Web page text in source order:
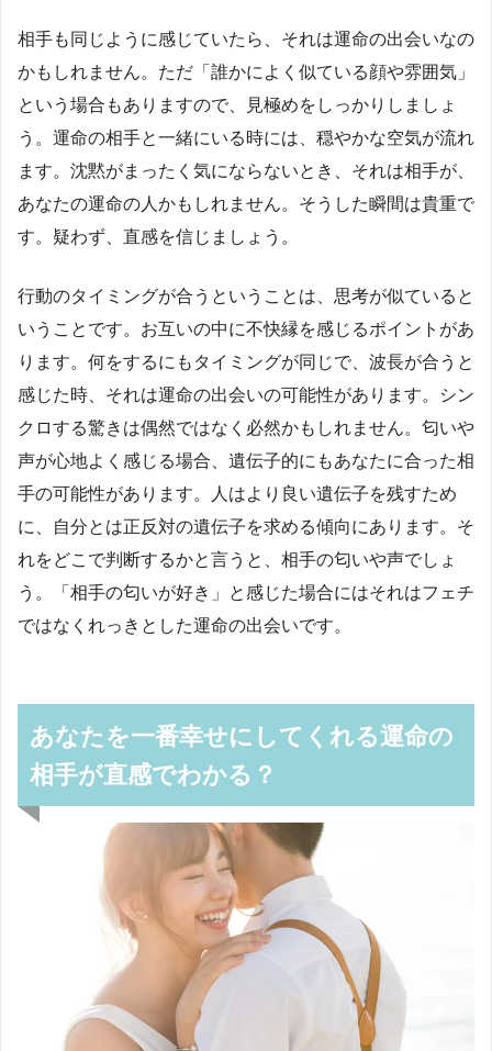
相手も同じように感じていたら、それは運命の出会いなの
かもしれません。ただ「誰かによく似ている顔や雰囲気」
という場合もありますので、見極めをしっかりしましょ
う。運命の相手と一緒にいる時には、穏やかな空気が流れ
ます。沈黙がまったく気にならないとき、それは相手が、
あなたの運命の人かもしれません。そうした瞬間は貴重で
す。疑わず、直感を信じましょう。
行動のタイミングが合うということは、思考が似ていると
いうことです。お互いの中に不快縁を感じるポイントがあ
ります。何をするにもタイミングが同じで、波長が合うと
感じた時、それは運命の出会いの可能性があります。シン
クロする驚きは偶然ではなく必然かもしれません。匂いや
声が心地よく感じる場合、遺伝子的にもあなたに合った相
手の可能性があります。人はより良い遺伝子を残すため
に、自分とは正反対の遺伝子を求める傾向にあります。そ
れをどこで判断するかと言うと、相手の匂いや声でしょ
う。「相手の匂いが好き」と感じた場合にはそれはフェチ
ではなくれっきとした運命の出会いです。
あなたを一番幸せにしてくれる運命の
相手が直感でわかる？